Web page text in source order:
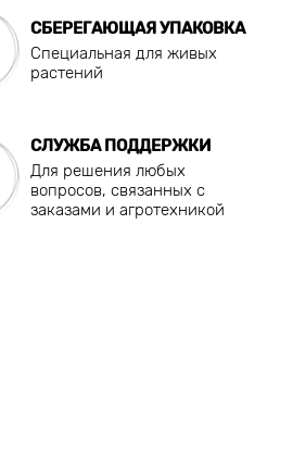
СБЕРЕГАЮЩАЯ УПАКОВКА
Специальная для живых
растений
СЛУЖБА ПОДДЕРЖКИ
Для решения любых
вопросов, связанных с
заказами и агротехникой